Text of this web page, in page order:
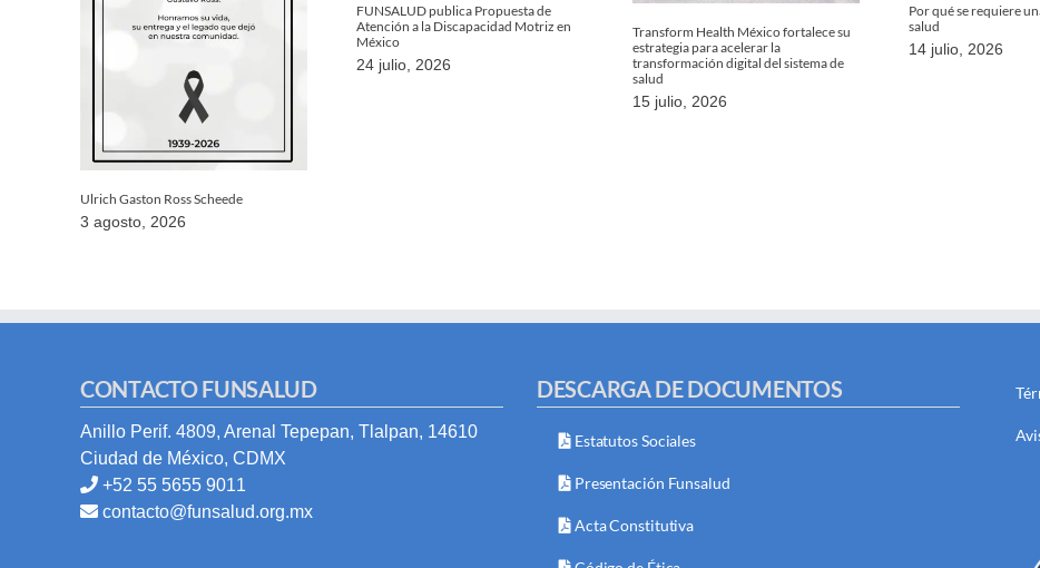
Ulrich Gaston Ross Scheede
3 agosto, 2026
FUNSALUD publica Propuesta de
Atención a la Discapacidad Motriz en
México
24 julio, 2026
Transform Health México fortalece su
estrategia para acelerar la
transformación digital del sistema de
salud
15 julio, 2026
Por qué se requiere
salud
14 julio, 2026
CONTACTO FUNSALUD
Anillo Perif. 4809, Arenal Tepepan, Tlalpan, 14610
Ciudad de México, CDMX
+52 55 5655 9011
contacto@funsalud.org.mx
DESCARGA DE DOCUMENTOS
Estatutos Sociales
Presentación Funsalud
Acta Constitutiva